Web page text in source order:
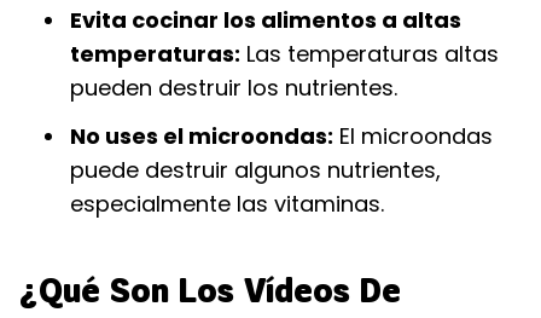
Evita cocinar los alimentos a altas
temperaturas: Las temperaturas altas
pueden destruir los nutrientes.
No uses el microondas: El microondas
puede destruir algunos nutrientes,
especialmente las vitaminas.
¿Qué Son Los Vídeos De